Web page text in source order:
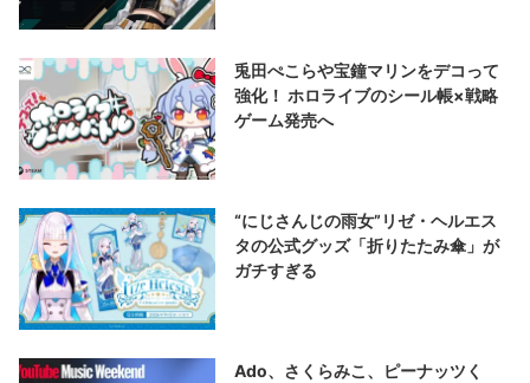
兎田ぺこらや宝鐘マリンをデコって
強化！ ホロライブのシール帳×戦略
ゲーム発売へ
“にじさんじの雨女”リゼ・ヘルエス
タの公式グッズ「折りたたみ傘」が
ガチすぎる
Ado、さくらみこ、ピーナッツく